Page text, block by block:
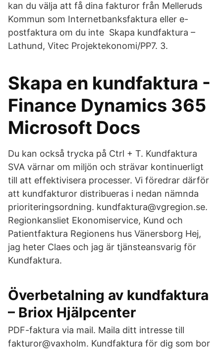
kan du välja att få dina fakturor från Melleruds
Kommun som Internetbanksfaktura eller e-
postfaktura om du inte Skapa kundfaktura –
Lathund, Vitec Projektekonomi/PP7. 3.
Skapa en kundfaktura -
Finance Dynamics 365
Microsoft Docs
Du kan också trycka på Ctrl + T. Kundfaktura
SVA värnar om miljön och strävar kontinuerligt
till att effektivisera processer. Vi föredrar därför
att kundfakturor distribueras i nedan nämnda
prioriteringsordning. kundfaktura@vgregion.se.
Regionkansliet Ekonomiservice, Kund och
Patientfaktura Regionens hus Vänersborg Hej,
jag heter Claes och jag är tjänsteansvarig för
Kundfaktura.
Överbetalning av kundfaktura
– Briox Hjälpcenter
PDF-faktura via mail. Maila ditt intresse till
fakturor@vaxholm. Kundfaktura för dig som bor